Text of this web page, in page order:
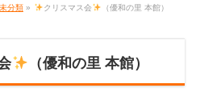
未分類» クリスマス会 （優和の里 本館）
（優和の里 本館）